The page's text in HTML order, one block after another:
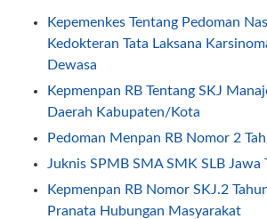
Kepemenkes Tentang Pedoman
Kedokteran Tata Laksana
Dewasa
Kepmenpan RB Tentang SKJ
Daerah Kabupaten/Kota
Pedoman Menpan RB Nomor 2
Juknis SPMB SMA SMK SLB Jawa
Kepmenpan RB Nomor SKJ.2
Pranata Hubungan Masyarakat